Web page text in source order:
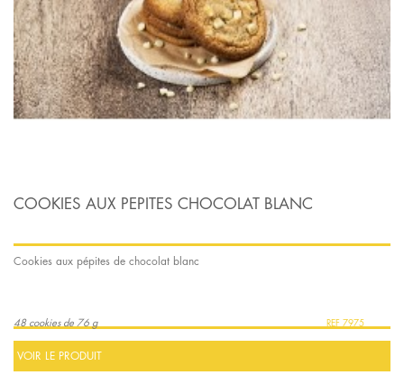
COOKIES AUX PEPITES CHOCOLAT BLANC
Cookies aux pépites de chocolat blanc
48 cookies de 76 g 7975
VOIR LE PRODUIT